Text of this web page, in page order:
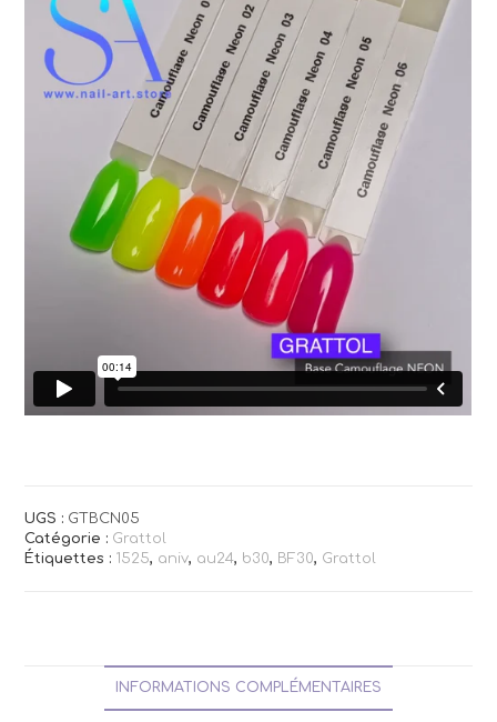
UGS : GTBCN05
Catégorie : Grattol
Étiquettes : 1525, aniv, au24, b30, BF30, Grattol
INFORMATIONS COMPLÉMENTAIRES